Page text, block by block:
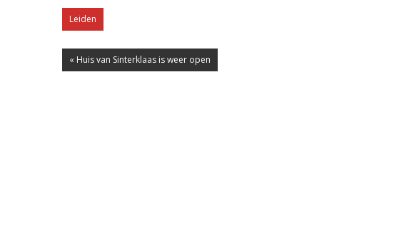
Leiden
« Huis van Sinterklaas is weer open